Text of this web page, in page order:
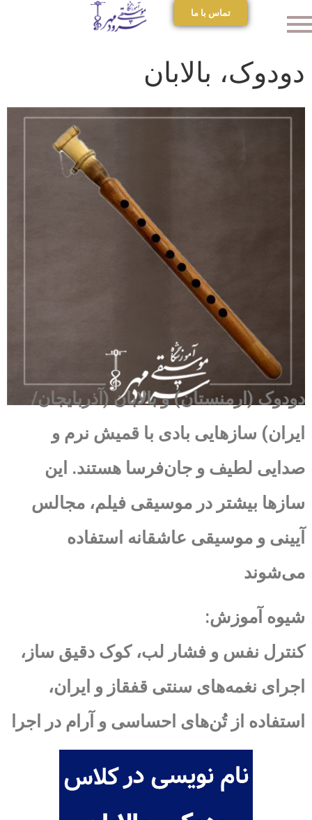
تماس با ما
دودوک، بالابان
دودوک (ارمنستان) و بالابان (آذربایجان/
ایران) سازهایی بادی با قمیش نرم و
صدایی لطیف و جان‌فرسا هستند. این
سازها بیشتر در موسیقی فیلم، مجالس
آیینی و موسیقی عاشقانه استفاده
می‌شوند
شیوه آموزش:
کنترل نفس و فشار لب، کوک دقیق ساز،
اجرای نغمه‌های سنتی قفقاز و ایران،
استفاده از تُن‌های احساسی و آرام در اجرا